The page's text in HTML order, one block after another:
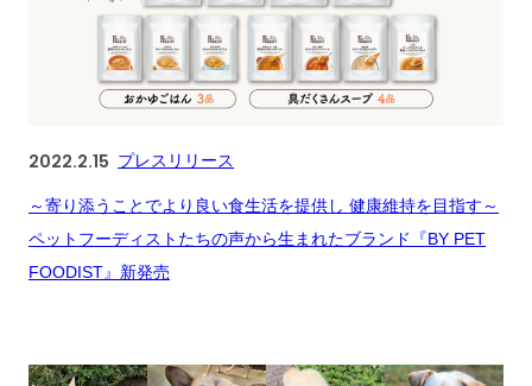
2022.2.15 プレスリリース
～寄り添うことでより良い食生活を提供し 健康維持を目指す～
ペットフーディストたちの声から生まれたブランド『BY PET
FOODIST』新発売